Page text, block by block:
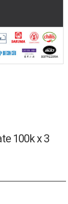
100k x 3